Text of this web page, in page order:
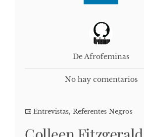
De Afrofeminas
No hay comentarios
Entrevistas, Referentes Negros